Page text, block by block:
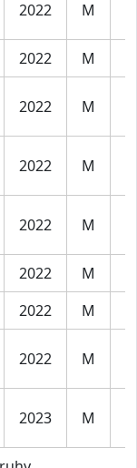
2022 M
2022 M
2022 M
2022 M
2022 M
2022 M
2022 M
2022 M
2023 M